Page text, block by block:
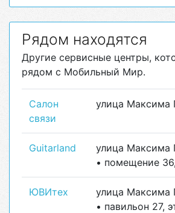
Рядом находятся
Другие сервисные центры,
рядом с Мобильный Мир.
Салон
связи
улица Максима
Guitarland
улица Максима
• помещение
ЮВИтех
улица Максима
• павильон 27,